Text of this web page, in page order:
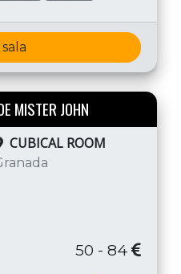
MISTER JOHN
CUBICAL ROOM
50 - 84